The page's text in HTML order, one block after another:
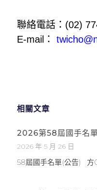
聯絡電話：(02)
E-mail：
相關文章
2026第58屆國手名
2026 年 5 月 26 日
58屆國手名單(公告)